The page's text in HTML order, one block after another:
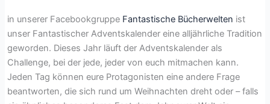
in unserer Facebookgruppe Fantastische Bücherwelten ist
unser Fantastischer Adventskalender eine alljährliche Tradition
geworden. Dieses Jahr läuft der Adventskalender als
Challenge, bei der jede, jeder von euch mitmachen kann.
Jeden Tag können eure Protagonisten eine andere Frage
beantworten, die sich rund um Weihnachten dreht oder – falls